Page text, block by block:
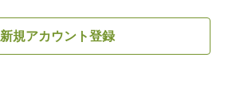
新規アカウント登録